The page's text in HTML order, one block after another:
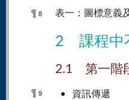
¶ 8 表一：圖標意義
2 課程中
2.1 第一階
¶ 9
資訊傳遞